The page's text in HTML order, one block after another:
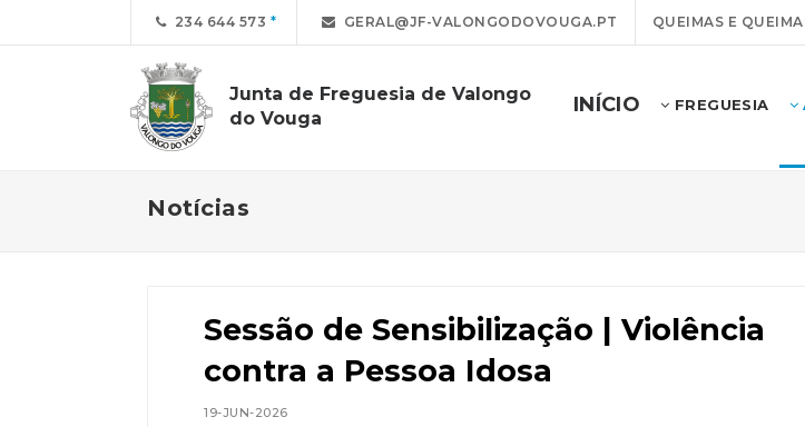
234 644 573 GERAL@JF-VALONGODOVOUGA.PT QUEIMAS E
Junta de Freguesia de Valongo
do Vouga
INÍCIO FREGUESIA
Notícias
Sessão de Sensibilização | Violência
contra a Pessoa Idosa
19-JUN-2026